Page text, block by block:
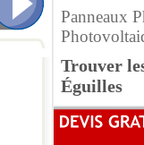
Panneaux
Trouver
Éguilles